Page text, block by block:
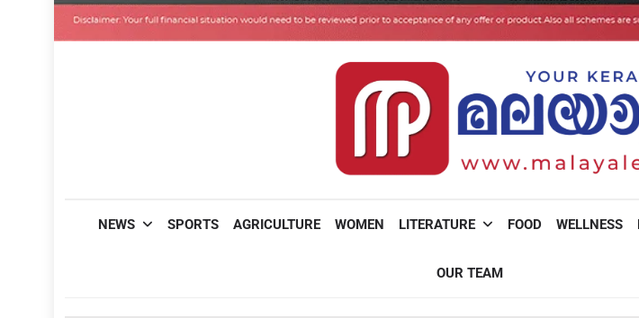
NEWS SPORTS AGRICULTURE WOMEN LITERATURE FOOD WELLNESS
OUR TEAM